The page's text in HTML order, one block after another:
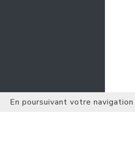
En poursuivant votre